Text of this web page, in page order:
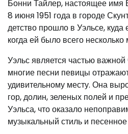
Бонни Тайлер, настоящее имя
8 июня 1951 года в городе
детство прошло в Уэльсе,
когда ей было всего несколько
Уэльс является частью
многие песни певицы
удивительному месту. Она
гор, долин, зеленых полей и
Уэльса, что оказало
музыкальный стиль и песенное